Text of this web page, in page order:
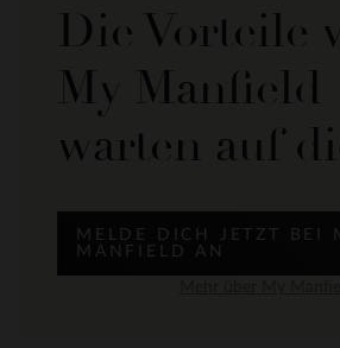
Die Vorteile
My Manfield
warten auf
MELDE DICH JETZT BEI
MANFIELD AN